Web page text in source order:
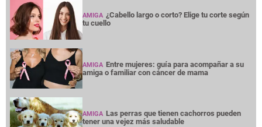
AMIGA ¿Cabello largo o corto? Elige tu corte según
tu cuello
AMIGA Entre mujeres: guía para acompañar a su
amiga o familiar con cáncer de mama
AMIGA Las perras que tienen cachorros pueden
tener una vejez más saludable